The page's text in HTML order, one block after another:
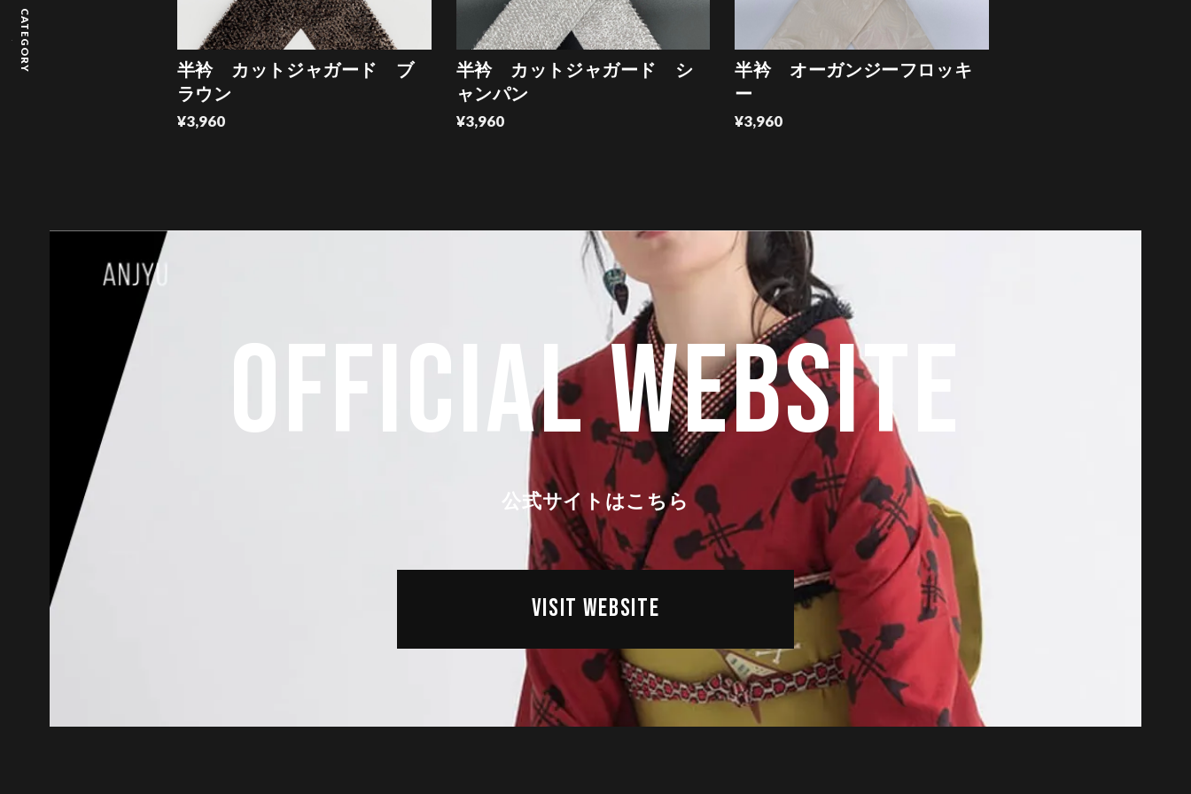
CATEGORY
半衿 カットジャガード ブ
ラウン
¥3,960
半衿 カットジャガード シ
ャンパン
¥3,960
半衿 オーガンジーフロッキ
ー
¥3,960
OFFICIAL WEBSITE
公式サイトはこちら
VISIT WEBSITE